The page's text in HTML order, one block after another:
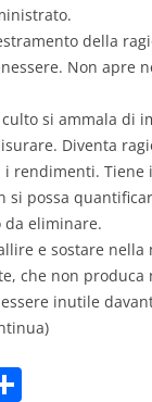
della
Non apre
si ammala di
Diventa
rendimenti. Tiene
si possa
da eliminare.
e sostare nella
che non
inutile